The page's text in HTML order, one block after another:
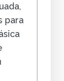
para